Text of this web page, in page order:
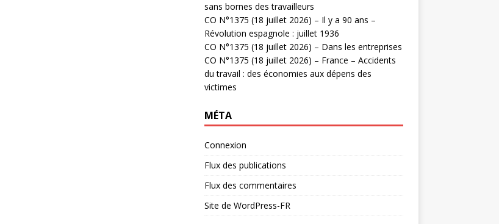
sans bornes des travailleurs
CO N°1375 (18 juillet 2026) – Il y a 90 ans –
Révolution espagnole : juillet 1936
CO N°1375 (18 juillet 2026) – Dans les entreprises
CO N°1375 (18 juillet 2026) – France – Accidents
du travail : des économies aux dépens des
victimes
MÉTA
Connexion
Flux des publications
Flux des commentaires
Site de WordPress-FR